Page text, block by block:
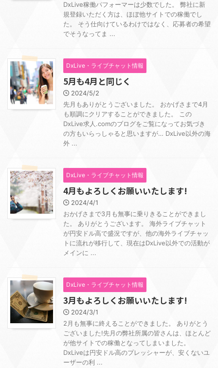
DxLive稼働パフォーマーは少数でした。 弊社に新
規登録いただく方は、ほぼ他サイトでの稼働でし
た。 そう仕向けているわけではなく、応募者の希望
でそうなってま ...
DxLive・ライブチャット情報
5月も4月と同じく
2024/5/2
先月もありがとうございました。 おかげさまで4月
も順調にクリアすることができました。 この
DxLive求人.comのブログをご覧になってお気づき
の方もいらっしゃると思いますが… DxLive以外の海
外 ...
DxLive・ライブチャット情報
4月もよろしくお願いいたします!
2024/4/1
おかげさまで3月も無事に乗りきることができまし
た。 ありがとうございます。 海外ライブチャット
が円安ドル高で盛況ですが、他の海外ライブチャッ
トに流れが移行して、現在はDxLive以外での活動が
メインに ...
DxLive・ライブチャット情報
3月もよろしくお願いいたします!
2024/3/1
2月も無事に終えることができました。 ありがとう
ございました!先月の弊社所属の皆さんは、ほとんど
が他サイトでの稼働となってしまいました。
DxLiveは円安ドル高のプレッシャーが、安くないユ
ーザーの利 ...